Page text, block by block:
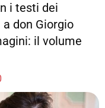
i testi dei
don Giorgio
il volume